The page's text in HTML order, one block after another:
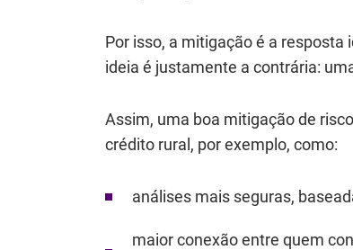
Por isso, a mitigação é a
ideia é justamente a contrária:
Assim, uma boa mitigação de
crédito rural, por exemplo, como:
análises mais seguras,
maior conexão entre quem